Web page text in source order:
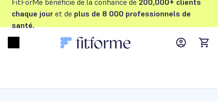
FitForMe bénéficie de la confiance de 200,000+ clients
chaque jour et de plus de 8 000 professionnels de
santé.
MyFFM